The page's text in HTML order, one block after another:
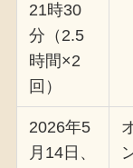
21時30
分（2.5
時間×2
回）
2026年5
月14日、